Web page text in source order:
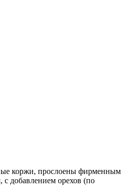
коржи, прослоены фирменным
добавлением орехов (по